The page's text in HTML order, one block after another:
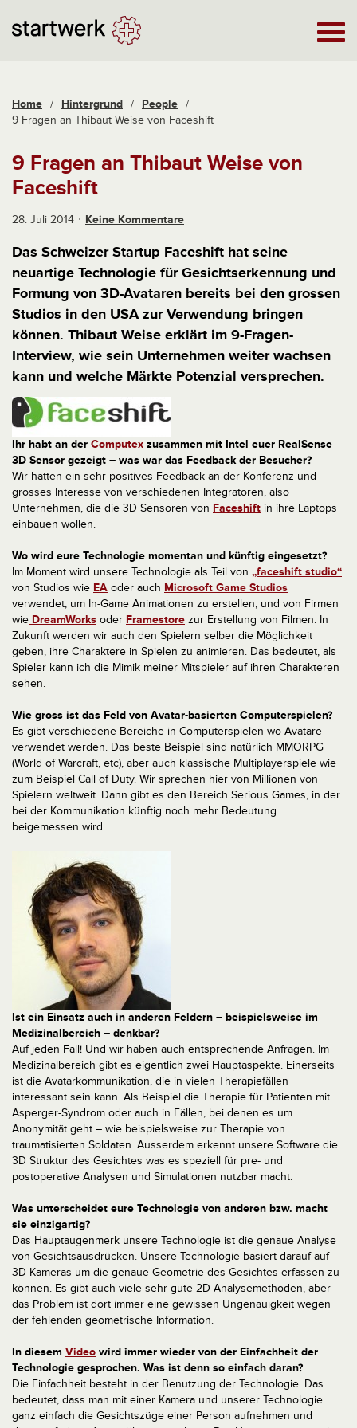
Home / Hintergrund / People /
9 Fragen an Thibaut Weise von Faceshift
9 Fragen an Thibaut Weise von
Faceshift
28. Juli 2014 Keine Kommentare
Das Schweizer Startup Faceshift hat seine
neuartige Technologie für Gesichtserkennung und
Formung von 3D-Avataren bereits bei den grossen
Studios in den USA zur Verwendung bringen
können. Thibaut Weise erklärt im 9-Fragen-
Interview, wie sein Unternehmen weiter wachsen
kann und welche Märkte Potenzial versprechen.
Ihr habt an der Computex zusammen mit Intel euer RealSense
3D Sensor gezeigt – was war das Feedback der Besucher?
Wir hatten ein sehr positives Feedback an der Konferenz und
grosses Interesse von verschiedenen Integratoren, also
Unternehmen, die die 3D Sensoren von Faceshift in ihre Laptops
einbauen wollen.
Wo wird eure Technologie momentan und künftig eingesetzt?
Im Moment wird unsere Technologie als Teil von „faceshift studio“
von Studios wie EA oder auch Microsoft Game Studios
verwendet, um In-Game Animationen zu erstellen, und von Firmen
wie DreamWorks oder Framestore zur Erstellung von Filmen. In
Zukunft werden wir auch den Spielern selber die Möglichkeit
geben, ihre Charaktere in Spielen zu animieren. Das bedeutet, als
Spieler kann ich die Mimik meiner Mitspieler auf ihren Charakteren
sehen.
Wie gross ist das Feld von Avatar-basierten Computerspielen?
Es gibt verschiedene Bereiche in Computerspielen wo Avatare
verwendet werden. Das beste Beispiel sind natürlich MMORPG
(World of Warcraft, etc), aber auch klassische Multiplayerspiele wie
zum Beispiel Call of Duty. Wir sprechen hier von Millionen von
Spielern weltweit. Dann gibt es den Bereich Serious Games, in der
bei der Kommunikation künftig noch mehr Bedeutung
beigemessen wird.
Ist ein Einsatz auch in anderen Feldern – beispielsweise im
Medizinalbereich – denkbar?
Auf jeden Fall! Und wir haben auch entsprechende Anfragen. Im
Medizinalbereich gibt es eigentlich zwei Hauptaspekte. Einerseits
ist die Avatarkommunikation, die in vielen Therapiefällen
interessant sein kann. Als Beispiel die Therapie für Patienten mit
Asperger-Syndrom oder auch in Fällen, bei denen es um
Anonymität geht – wie beispielsweise zur Therapie von
traumatisierten Soldaten. Ausserdem erkennt unsere Software die
3D Struktur des Gesichtes was es speziell für pre- und
postoperative Analysen und Simulationen nutzbar macht.
Was unterscheidet eure Technologie von anderen bzw. macht
sie einzigartig?
Das Hauptaugenmerk unsere Technologie ist die genaue Analyse
von Gesichtsausdrücken. Unsere Technologie basiert darauf auf
3D Kameras um die genaue Geometrie des Gesichtes erfassen zu
können. Es gibt auch viele sehr gute 2D Analysemethoden, aber
das Problem ist dort immer eine gewissen Ungenauigkeit wegen
der fehlenden geometrische Information.
In diesem Video wird immer wieder von der Einfachheit der
Technologie gesprochen. Was ist denn so einfach daran?
Die Einfachheit besteht in der Benutzung der Technologie: Das
bedeutet, dass man mit einer Kamera und unserer Technologie
ganz einfach die Gesichtszüge einer Person aufnehmen und